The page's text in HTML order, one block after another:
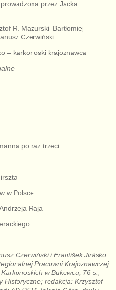
przez Jacka
R. Mazurski, Bartłomiej
Czerwiński
– karkonoski krajoznawca
po raz trzeci
w Polsce
Raja
Czerwiński i František Jirásko
Pracowni Krajoznawczej
w Bukowcu; 76 s.,
Historyczne; redakcja: Krzysztof